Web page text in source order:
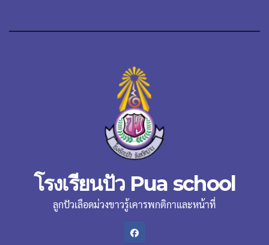
โรงเรียนปัว Pua school
ลูกปัวเลือดม่วงขาวรู้เคารพกติกาและหน้าที่